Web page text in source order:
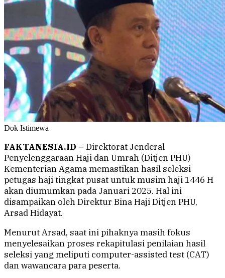
Dok Istimewa
FAKTANESIA.ID – Direktorat Jenderal
Penyelenggaraan Haji dan Umrah (Ditjen PHU)
Kementerian Agama memastikan hasil seleksi
petugas haji tingkat pusat untuk musim haji 1446 H
akan diumumkan pada Januari 2025. Hal ini
disampaikan oleh Direktur Bina Haji Ditjen PHU,
Arsad Hidayat.
Menurut Arsad, saat ini pihaknya masih fokus
menyelesaikan proses rekapitulasi penilaian hasil
seleksi yang meliputi computer-assisted test (CAT)
dan wawancara para peserta.